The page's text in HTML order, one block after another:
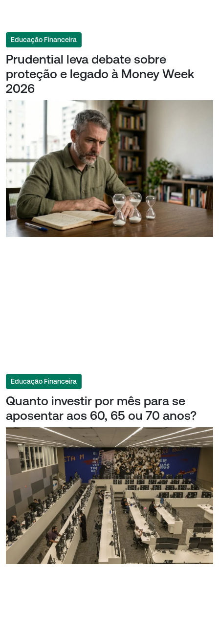
Educação Financeira
Prudential leva debate sobre
proteção e legado à Money Week
2026
Educação Financeira
Quanto investir por mês para se
aposentar aos 60, 65 ou 70 anos?